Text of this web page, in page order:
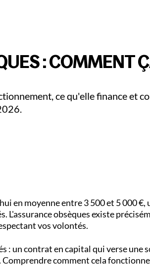
: COMMENT
ce qu'elle finance et
en moyenne entre 3 500 et 5 000 €,
L'assurance obsèques existe
vos volontés.
: un contrat en capital qui verse une
comment cela